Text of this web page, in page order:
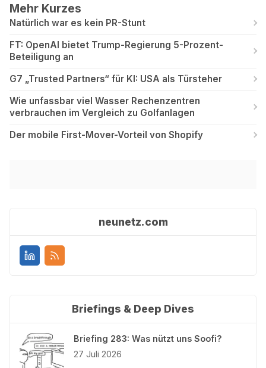
Mehr Kurzes
Natürlich war es kein PR-Stunt
FT: OpenAI bietet Trump-Regierung 5-Prozent-
Beteiligung an
G7 „Trusted Partners“ für KI: USA als Türsteher
Wie unfassbar viel Wasser Rechenzentren
verbrauchen im Vergleich zu Golfanlagen
Der mobile First-Mover-Vorteil von Shopify
neunetz.com
Briefings & Deep Dives
Briefing 283: Was nützt uns Soofi?
27 Juli 2026